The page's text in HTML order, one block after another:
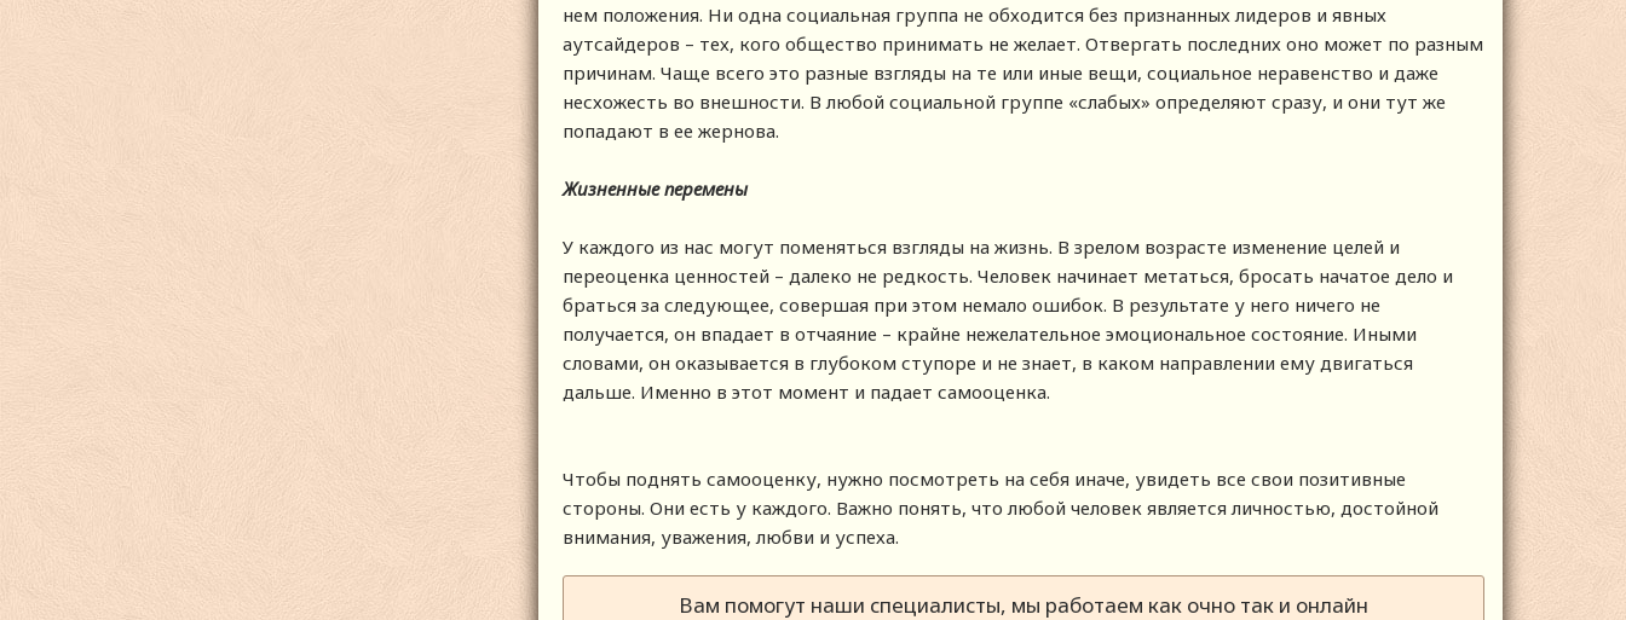
нем положения. Ни одна социальная группа не обходится без признанных лидеров и явных
аутсайдеров – тех, кого общество принимать не желает. Отвергать последних оно может по разным
причинам. Чаще всего это разные взгляды на те или иные вещи, социальное неравенство и даже
несхожесть во внешности. В любой социальной группе «слабых» определяют сразу, и они тут же
попадают в ее жернова.
Жизненные перемены
У каждого из нас могут поменяться взгляды на жизнь. В зрелом возрасте изменение целей и
переоценка ценностей – далеко не редкость. Человек начинает метаться, бросать начатое дело и
браться за следующее, совершая при этом немало ошибок. В результате у него ничего не
получается, он впадает в отчаяние – крайне нежелательное эмоциональное состояние. Иными
словами, он оказывается в глубоком ступоре и не знает, в каком направлении ему двигаться
дальше. Именно в этот момент и падает самооценка.
Чтобы поднять самооценку, нужно посмотреть на себя иначе, увидеть все свои позитивные
стороны. Они есть у каждого. Важно понять, что любой человек является личностью, достойной
внимания, уважения, любви и успеха.
Вам помогут наши специалисты, мы работаем как очно так и онлайн